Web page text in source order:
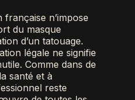
n’impose
du masque
d’un tatouage.
légale ne signifie
Comme dans de
santé et à
reste